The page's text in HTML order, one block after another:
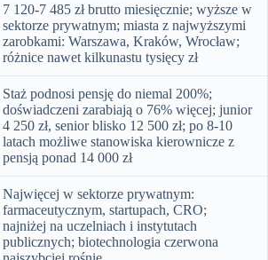
7 120-7 485 zł brutto miesięcznie; wyższe w
sektorze prywatnym; miasta z najwyższymi
zarobkami: Warszawa, Kraków, Wrocław;
różnice nawet kilkunastu tysięcy zł
Staż podnosi pensję do niemal 200%;
doświadczeni zarabiają o 76% więcej; junior
4 250 zł, senior blisko 12 500 zł; po 8-10
latach możliwe stanowiska kierownicze z
pensją ponad 14 000 zł
Najwięcej w sektorze prywatnym:
farmaceutycznym, startupach, CRO;
najniżej na uczelniach i instytutach
publicznych; biotechnologia czerwona